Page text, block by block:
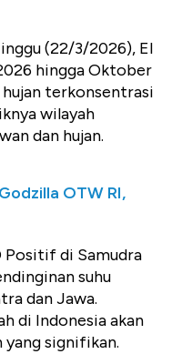
(22/3/2026), El
hingga Oktober
terkonsentrasi
wilayah
dan hujan.
OTW RI,
Positif di Samudra
suhu
dan Jawa.
di Indonesia akan
yang signifikan.